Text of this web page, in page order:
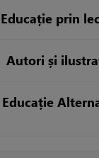
Educație prin
Autori și
Educație